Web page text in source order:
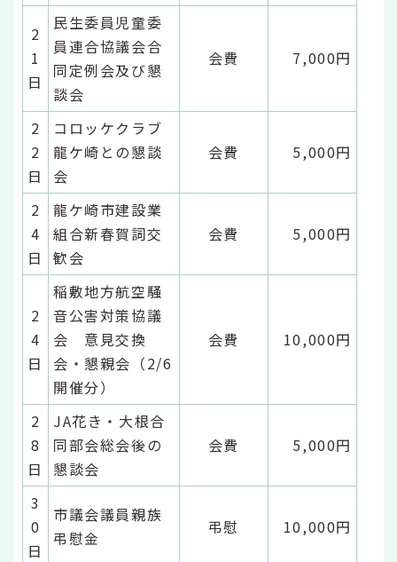
2
1
日
民生委員児童委
員連合協議会合
同定例会及び懇
談会
会費 7,000円
2
2
日
コロッケクラブ
龍ケ崎との懇談
会
会費 5,000円
2
4
日
龍ケ崎市建設業
組合新春賀詞交
歓会
会費 5,000円
2
4
日
稲敷地方航空騒
音公害対策協議
会 意見交換
会・懇親会（2/6
開催分）
会費 10,000円
2
8
日
JA花き・大根合
同部会総会後の
懇談会
会費 5,000円
3
0
日
市議会議員親族
弔慰金
弔慰 10,000円